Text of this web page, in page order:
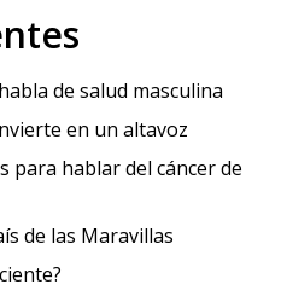
de salud masculina
en un altavoz
para hablar del cáncer de
de las Maravillas